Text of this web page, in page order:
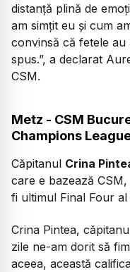
distanță plină de
am simțit eu și cum
convinsă că fetele
spus.”, a declarat
CSM.
Metz - CSM
Champions
Căpitanul Crina
care e bazează
fi ultimul Final Four al
Crina Pintea,
zile ne-am dorit să
aceea, această